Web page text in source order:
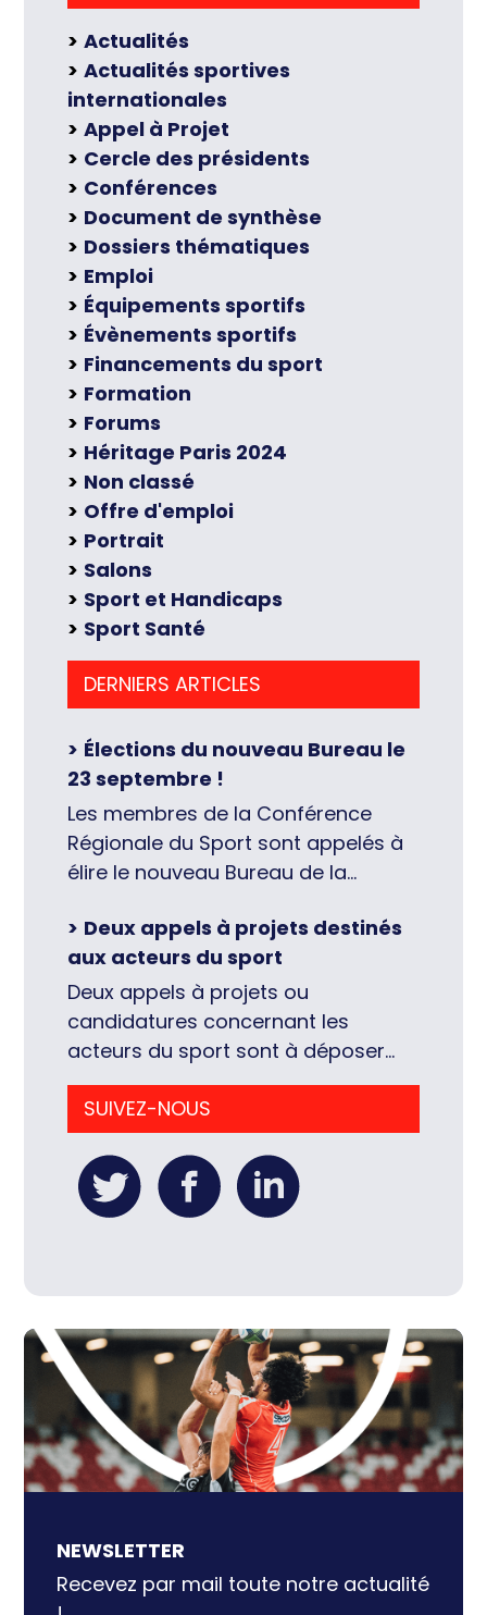
Actualités
Actualités sportives
internationales
Appel à Projet
Cercle des présidents
Conférences
Document de synthèse
Dossiers thématiques
Emploi
Équipements sportifs
Évènements sportifs
Financements du sport
Formation
Forums
Héritage Paris 2024
Non classé
Offre d'emploi
Portrait
Salons
Sport et Handicaps
Sport Santé
DERNIERS ARTICLES
Élections du nouveau Bureau le
23 septembre !
Les membres de la Conférence
Régionale du Sport sont appelés à
élire le nouveau Bureau de la
23 septembre 2026, en fin de
journée des Assises régionales du
Sport (17h45, lire par ailleurs ici), à
l’Hôtel de Région à Orléans. Chacun
et chacune des membres désignés
par les différents collèges […]
Deux appels à projets destinés
aux acteurs du sport
Deux appels à projets ou
candidatures concernant les
acteurs du sport sont à déposer
avant le 17 septembre pour l’un et la
fin du mois de septembre pour
l’autre. Le dispositif Impact de
l’Agence Nationale du Sport Dédiée
aux projets d’envergure, innovants
et réplicables pour accompagner
SUIVEZ-NOUS
NEWSLETTER
Recevez par mail toute notre actualité